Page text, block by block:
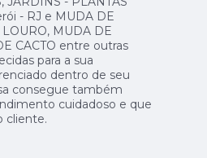
- RJ e MUDA DE
MUDA DE
CACTO entre outras
para a sua
dentro de seu
consegue também
cuidadoso e que
cliente.